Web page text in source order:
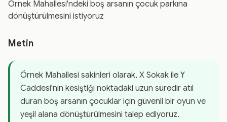
Örnek Mahallesi'ndeki boş arsanın çocuk parkına
dönüştürülmesini istiyoruz
Metin
Örnek Mahallesi sakinleri olarak, X Sokak ile Y
Caddesi'nin kesiştiği noktadaki uzun süredir atıl
duran boş arsanın çocuklar için güvenli bir oyun ve
yeşil alana dönüştürülmesini talep ediyoruz.